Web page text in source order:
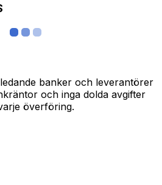
banker och leverantörer
och inga dolda avgifter
överföring.